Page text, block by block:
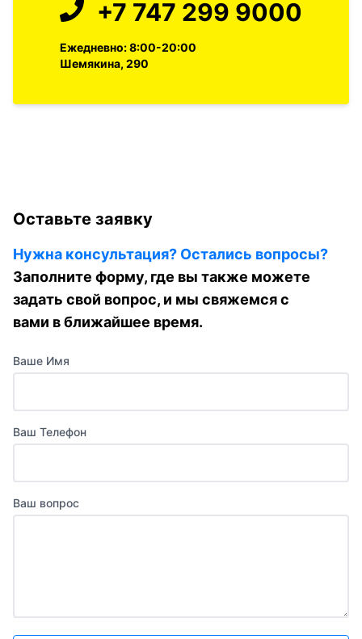
+7 747 299 9000
Ежедневно: 8:00-20:00
Шемякина, 290
Оставьте заявку
Нужна консультация? Остались вопросы?
Заполните форму, где вы также можете
задать свой вопрос, и мы свяжемся с
вами в ближайшее время.
Ваше Имя
Ваш Телефон
Ваш вопрос